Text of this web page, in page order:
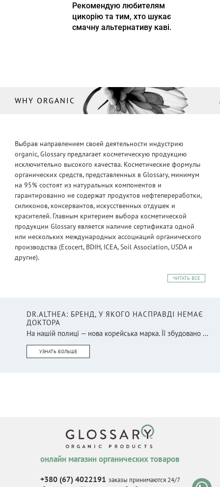
Рекомендую любителям
цикорію та тим, хто шукає
смачну альтернативу каві.
WHY ORGANIC
Выбрав направлением своей деятельности индустрию
organic, Glossary предлагает косметическую продукцию
исключительно высокого качества. Косметические формулы
органических средств, представленных в Glossary, минимум
на 95% состоят из натуральных компонентов и
гарантированно не содержат продуктов нефтепереработки,
силиконов, консервантов, искусственных отдушек и
красителей. Главным критерием выбора косметической
продукции Glossary является наличие сертификата одной
или нескольких международных ассоциаций органического
производства (Ecocert, BDIH, ICEA, Soil Association, USDA и
другие).
ЧИТАТЬ ВСЕ
DR.ALTHEA: БРЕНД, У ЯКОГО НАСПРАВДІ НЕМАЄ
ДОКТОРА
На нашій полиці — нова корейська марка. Її збудовано ...
УЗНАТЬ БОЛЬШЕ
онлайн магазин органических товаров
+380 (67) 4022191 заказы принимаются 24/7